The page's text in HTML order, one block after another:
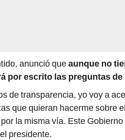
anunció queaunque no
por escrito las preguntas
de transparencia, yo voy a
que quieran hacerme sobre
la misma vía. Este
presidente.